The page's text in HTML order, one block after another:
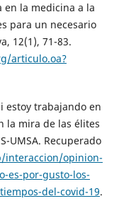
en la medicina a la
para un necesario
12(1), 71-83.
articulo.oa?
estoy trabajando en
la mira de las élites
UMSA. Recuperado
interaccion/opinion-
es-por-gusto-los-
del-covid-19.